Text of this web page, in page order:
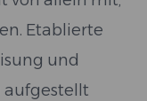
Etablierte
und
aufgestellt